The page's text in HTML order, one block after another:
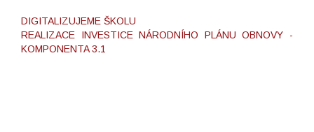
DIGITALIZUJEME ŠKOLU
REALIZACE INVESTICE NÁRODNÍHO PLÁNU OBNOVY -
KOMPONENTA 3.1